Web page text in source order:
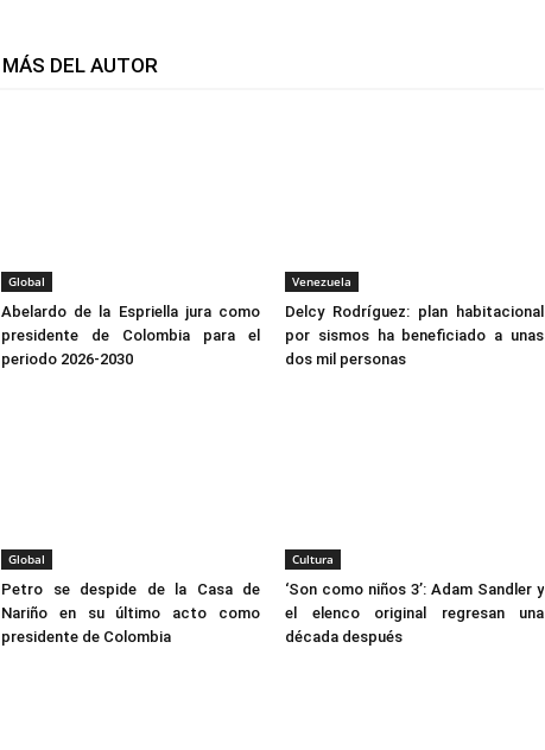
MÁS DEL AUTOR
Global
Abelardo de la Espriella jura como
presidente de Colombia para el
periodo 2026-2030
Venezuela
Delcy Rodríguez: plan habitacional
por sismos ha beneficiado a unas
dos mil personas
Global
Petro se despide de la Casa de
Nariño en su último acto como
presidente de Colombia
Cultura
‘Son como niños 3’: Adam Sandler y
el elenco original regresan una
década después